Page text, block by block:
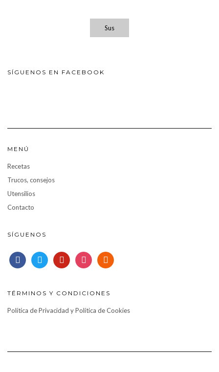
Sus
SÍGUENOS EN FACEBOOK
MENÚ
Recetas
Trucos, consejos
Utensilios
Contacto
SÍGUENOS
facebooktwitter pinterestinstagramrss
TÉRMINOS Y CONDICIONES
Política de Privacidad y Política de Cookies